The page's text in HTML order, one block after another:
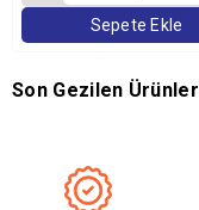
Sepete Ekle
Son Gezilen Ürünler